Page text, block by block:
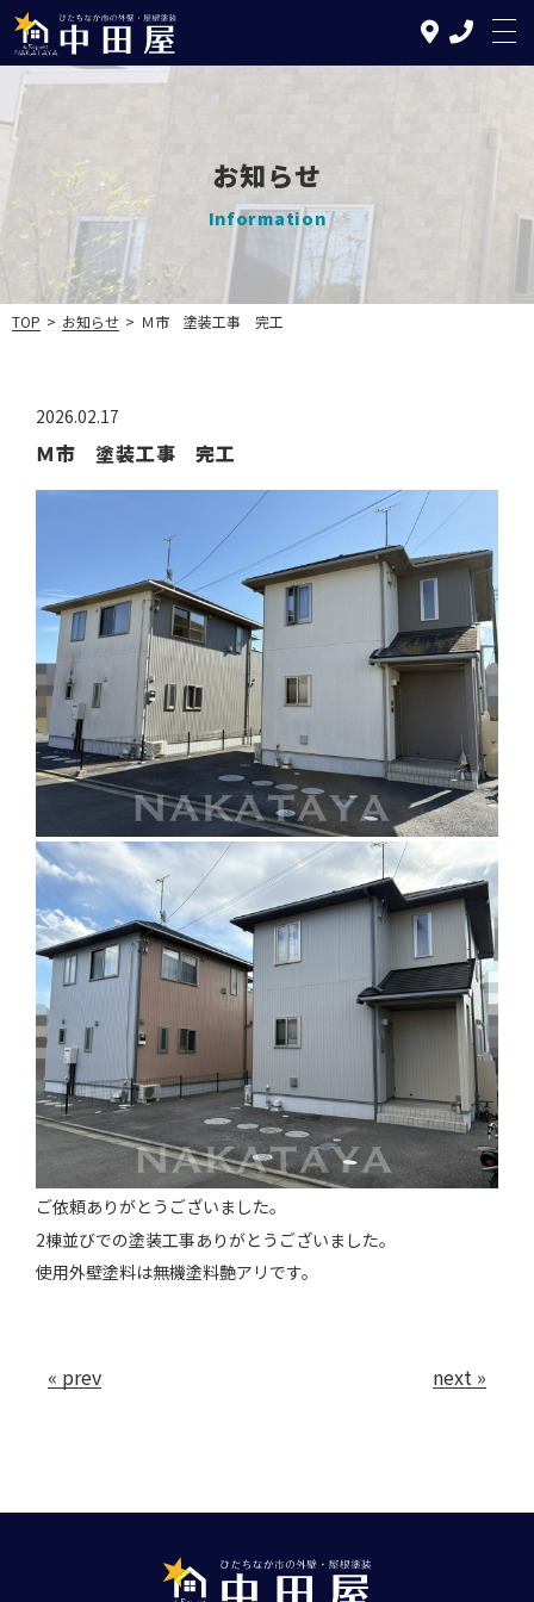
TOP
中田屋の特徴
塗装について
施工実績
お知らせ
会社案内
お問い合わせ
お知らせ
Information
TOP > お知らせ > Ｍ市 塗装工事 完工
2026.02.17
Ｍ市 塗装工事 完工
ご依頼ありがとうございました。
2棟並びでの塗装工事ありがとうございました。
使用外壁塗料は無機塗料艶アリです。
« prev next »